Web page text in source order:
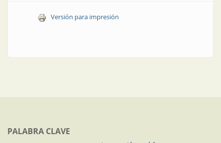
Versión para impresión
PALABRA CLAVE